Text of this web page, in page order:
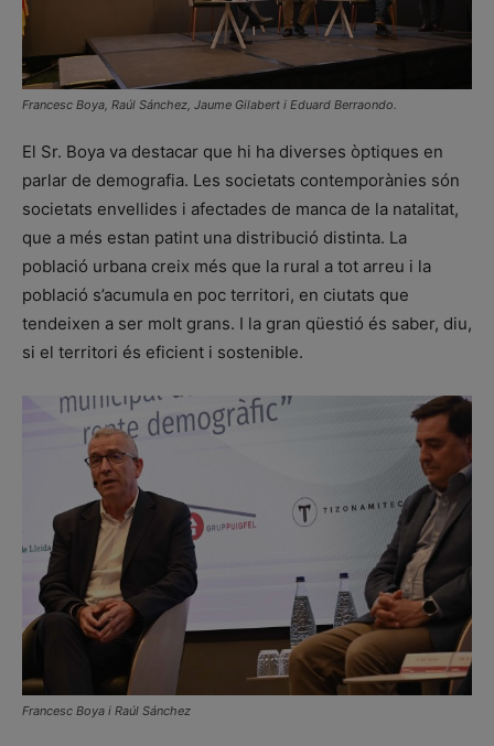
Francesc Boya, Raúl Sánchez, Jaume Gilabert i Eduard Berraondo.
El Sr. Boya va destacar que hi ha diverses òptiques en
parlar de demografia. Les societats contemporànies són
societats envellides i afectades de manca de la natalitat,
que a més estan patint una distribució distinta. La
població urbana creix més que la rural a tot arreu i la
població s’acumula en poc territori, en ciutats que
tendeixen a ser molt grans. I la gran qüestió és saber, diu,
si el territori és eficient i sostenible.
Francesc Boya i Raúl Sánchez